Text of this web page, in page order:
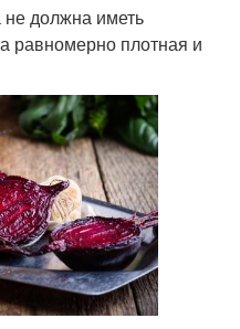
должна иметь
равномерно плотная и